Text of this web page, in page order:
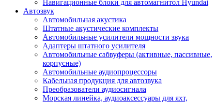
Навигационные блоки для автомагнитол Hyundai
Автозвук
Автомобильная акустика
Штатные акустические комплекты
Автомобильные усилители мощности звука
Адаптеры штатного усилителя
Автомобильные сабвуферы (активные, пассивные,
корпусные)
Автомобильные аудиопроцессоры
Кабельная продукция для автозвука
Преобразователи аудиосигнала
Морская линейка, аудиоаксессуары для яхт,